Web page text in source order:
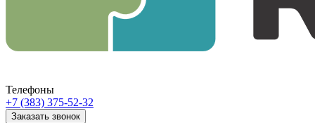
Телефоны
+7 (383) 375-52-32
Заказать звонок